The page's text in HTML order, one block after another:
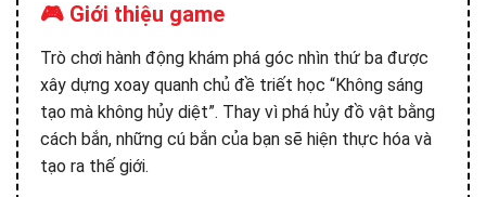
🎮 Giới thiệu game
Trò chơi hành động khám phá góc nhìn thứ ba được
xây dựng xoay quanh chủ đề triết học “Không sáng
tạo mà không hủy diệt”. Thay vì phá hủy đồ vật bằng
cách bắn, những cú bắn của bạn sẽ hiện thực hóa và
tạo ra thế giới.